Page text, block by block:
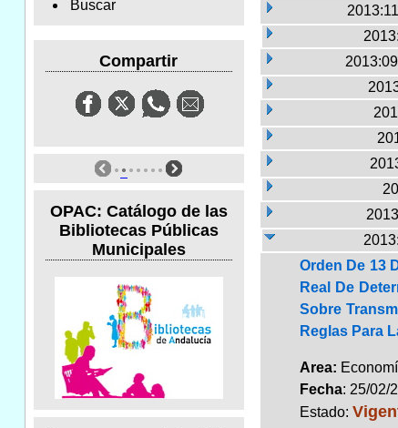
Buscar
Compartir
OPAC: Catálogo de las
Bibliotecas Públicas
Municipales
Orden De 13
Real De
Sobre
Reglas Para
Area:
Fecha: 25/02/
Estado: